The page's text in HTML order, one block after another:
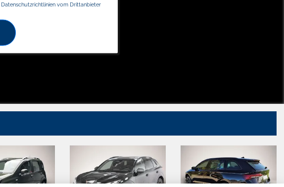
Datenschutzrichtlinien vom Drittanbieter